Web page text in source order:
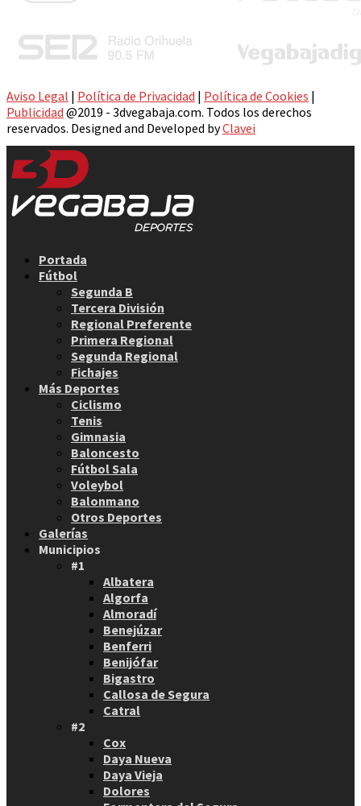
Aviso Legal | Política de Privacidad | Política de Cookies |
Publicidad @2019 - 3dvegabaja.com. Todos los derechos
reservados. Designed and Developed byClavei
Portada
Fútbol
Segunda B
Tercera División
Regional Preferente
Primera Regional
Segunda Regional
Fichajes
Más Deportes
Ciclismo
Tenis
Gimnasia
Baloncesto
Fútbol Sala
Voleybol
Balonmano
Otros Deportes
Galerías
Municipios
#1
Albatera
Algorfa
Almoradí
Benejúzar
Benferri
Benijófar
Bigastro
Callosa de Segura
Catral
#2
Cox
Daya Nueva
Daya Vieja
Dolores